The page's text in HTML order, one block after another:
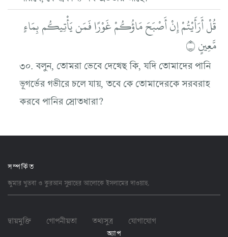
قُلْ أَرَأَيْتُمْ إِنْ أَصْبَحَ مَاؤُكُمْ غَوْرًا فَمَن يَأْتِيكُم بِمَاءٍ
مَّعِينٍ ۝
৩০. বলুন, তোমরা ভেবে দেখেছ কি, যদি তোমাদের পানি
ভূগর্ভের গভীরে চলে যায়, তবে কে তোমাদেরকে সরবরাহ
করবে পানির স্রোতধারা?
সম্পর্কিত
জুমার খুতবা ও কুরআন সুন্নাহের আলোকে ইসলামের দাওয়াহ.
দ্বায়মুক্তি গোপনীয়তা তথ্যসুত্র যোগাযোগ
অ্যাপ